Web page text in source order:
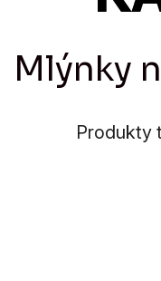
Mlýnky
Produkty